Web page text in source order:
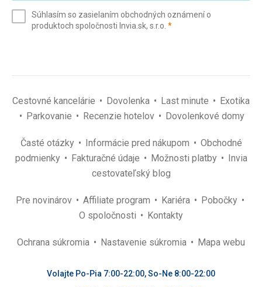
(povinné)
Súhlasím so zasielaním obchodných oznámení o
produktoch spoločnosti Invia.sk, s.r.o. *(povinné)
Cestovné kancelárie Dovolenka Last minute
Exotika
Parkovanie
Recenzie hotelov Dovolenkové domy
Časté otázky Informácie pred nákupom
Obchodné
podmienky
Fakturačné údaje Možnosti platby
Invia
cestovateľský blog
Pre novinárov Affiliate program Kariéra
Pobočky
O spoločnosti
Kontakty
Ochrana súkromia Nastavenie súkromia Mapa webu
Volajte Po-Pia 7:00-22:00, So-Ne 8:00-22:00